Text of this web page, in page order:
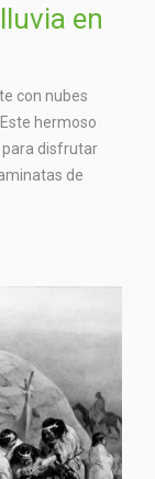
en
con nubes
hermoso
disfrutar
de